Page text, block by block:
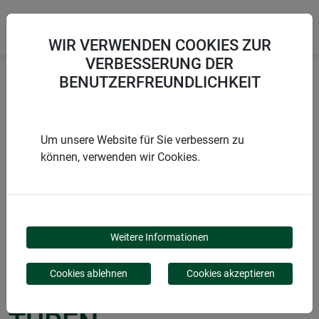
PRODUKTE
MAGNETSCHLIESSER F
ÜR FENSTER UND T
WIR VERWENDEN COOKIES ZUR
VERBESSERUNG DER
BENUTZERFREUNDLICHKEIT
Um unsere Website für Sie verbessern zu
können, verwenden wir Cookies.
Weitere Informationen
Cookies ablehnen Cookies akzeptieren